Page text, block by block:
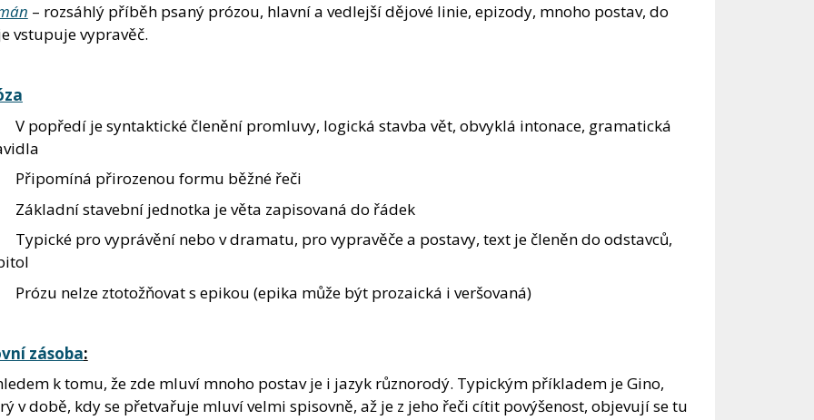
– rozsáhlý příběh psaný prózou, hlavní a vedlejší dějové linie, epizody, mnoho postav, do
vstupuje vypravěč.
popředí je syntaktické členění promluvy, logická stavba vět, obvyklá intonace, gramatická
přirozenou formu běžné řeči
stavební jednotka je věta zapisovaná do řádek
pro vyprávění nebo v dramatu, pro vypravěče a postavy, text je členěn do odstavců,
nelze ztotožňovat s epikou (epika může být prozaická i veršovaná)
zásoba:
k tomu, že zde mluví mnoho postav je i jazyk různorodý. Typickým příkladem je Gino,
v době, kdy se přetvařuje mluví velmi spisovně, až je z jeho řeči cítit povýšenost, objevují se tu